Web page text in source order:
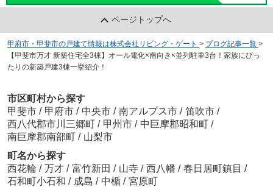
ページトップへ
甲府市・甲斐市の戸建て情報は株式会社リビング・ゲート > ブログ記事一覧 >
【甲斐市万才 新築住宅全3棟】オール電化×南向き×並列駐車3台！家族にぴっ
たりの新築戸建3棟一挙紹介！
市区町村から探す
甲斐市 / 甲府市 / 中央市 / 南アルプス市 / 笛吹市 /
西八代郡市川三郷町 / 甲州市 / 中巨摩郡昭和町 /
南巨摩郡南部町 / 山梨市
町名から探す
西花輪 / 万才 / 富竹新田 / 山寺 / 西八幡 / 春日居町鎮目 /
石和町小石和 / 成島 / 中楯 / 宮原町